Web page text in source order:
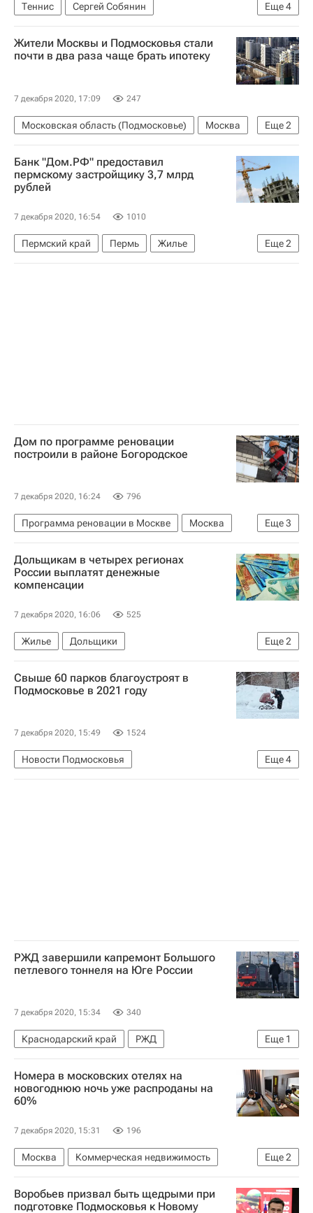
Еще4
Теннис
Сергей Собянин
Дмитрий Чернышенко
Спортивные объекты
Москва
Строительство
Жители Москвы и Подмосковья стали
почти в два раза чаще брать ипотеку
7 декабря 2020, 17:09 247
Еще2
Московская область (Подмосковье)
Москва
Центральный Банк РФ (ЦБ РФ)
Ипотека
Банк "Дом.РФ" предоставил
пермскому застройщику 3,7 млрд
рублей
7 декабря 2020, 16:54 1010
Еще2
Пермский край Пермь
Жилье
Строительство
Кредиты
Дом по программе реновации
построили в районе Богородское
7 декабря 2020, 16:24 796
Еще3
Программа реновации в Москве
Москва
Программа реновации в Москве
Жилье
Реновация
Дольщикам в четырех регионах
России выплатят денежные
компенсации
7 декабря 2020, 16:06 525
Еще2
Жилье
Дольщики
Обманутые дольщики в России
Фонд развития территорий (ФРТ, ранее - Фонд защиты прав дольщиков)
Свыше 60 парков благоустроят в
Подмосковье в 2021 году
7 декабря 2020, 15:49 1524
Еще4
Новости Подмосковья
Московская область (Подмосковье)
РЖД завершили капремонт Большого
петлевого тоннеля на Юге России
7 декабря 2020, 15:34 340
Еще 1
Краснодарский край
РЖД
Инфраструктура
Номера в московских отелях на
новогоднюю ночь уже распроданы на
60%
7 декабря 2020, 15:31 196
Еще2
Москва
Коммерческая недвижимость
Гостиницы
Сафмар
Воробьев призвал быть щедрыми при
подготовке Подмосковья к Новому